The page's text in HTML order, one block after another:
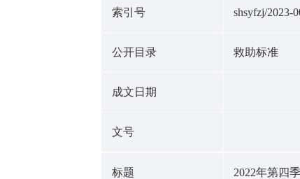
索引号 shsyfzj/2023-
公开目录 救助标准
成文日期
文号
标题 2022年第四